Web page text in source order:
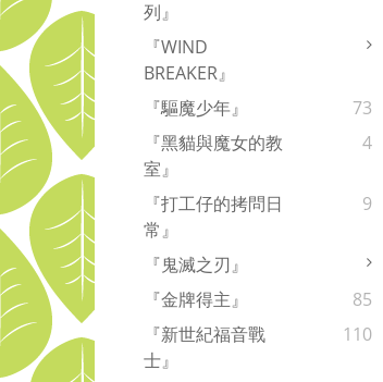
列』
『WIND
BREAKER』
『驅魔少年』
73
『黑貓與魔女的教
室』
4
『打工仔的拷問日
常』
9
『鬼滅之刃』
『金牌得主』
85
『新世紀福音戰
士』
110